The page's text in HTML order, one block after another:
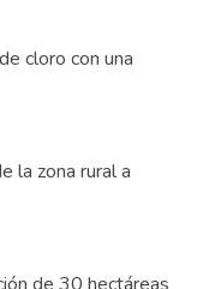
cloro con una
la zona rural a